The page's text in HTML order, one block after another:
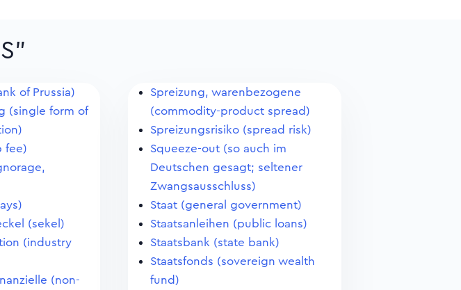
of Prussia)
(single form of
fee)
(sekel)
(industry
(non-
Spreizung, warenbezogene
(commodity-product spread)
Spreizungsrisiko (spread risk)
Squeeze-out (so auch im
Deutschen gesagt; seltener
Zwangsausschluss)
Staat (general government)
Staatsanleihen (public loans)
Staatsbank (state bank)
Staatsfonds (sovereign wealth
fund)